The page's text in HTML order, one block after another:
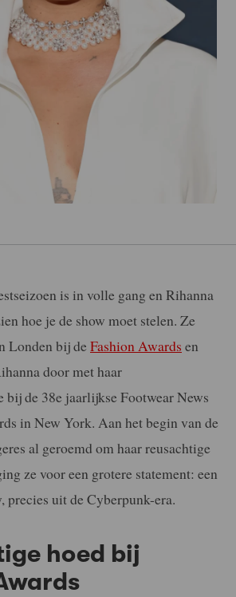
is in volle gang en Rihanna
hoe je de show moet stelen. Ze
Londen bij de Fashion Awards en
door met haar
bij de 38e jaarlijkse Footwear News
in New York. Aan het begin van de
al geroemd om haar reusachtige
ze voor een grotere statement: een
precies uit de Cyberpunk-era.
hoed bij